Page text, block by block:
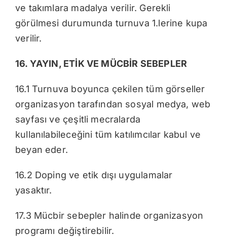
ve takımlara madalya verilir. Gerekli
görülmesi durumunda turnuva 1.lerine kupa
verilir.
16. YAYIN, ETİK VE MÜCBİR SEBEPLER
16.1 Turnuva boyunca çekilen tüm görseller
organizasyon tarafından sosyal medya, web
sayfası ve çeşitli mecralarda
kullanılabileceğini tüm katılımcılar kabul ve
beyan eder.
16.2 Doping ve etik dışı uygulamalar
yasaktır.
17.3 Mücbir sebepler halinde organizasyon
programı değiştirebilir.